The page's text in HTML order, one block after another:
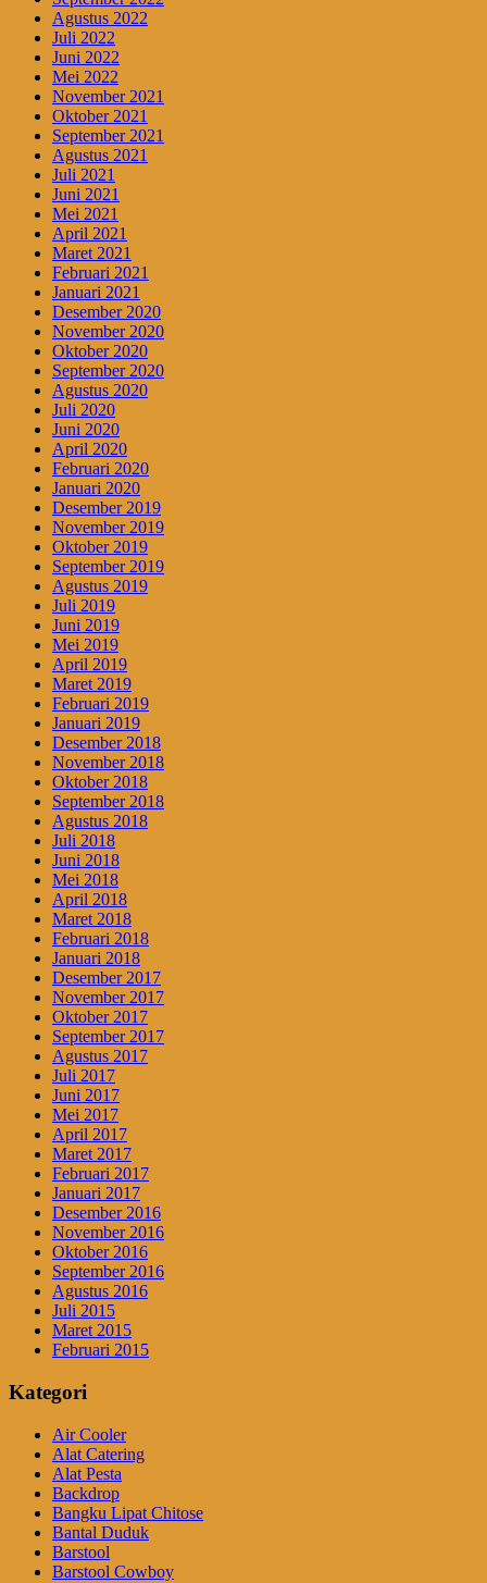
Agustus 2022
Juli 2022
Juni 2022
Mei 2022
November 2021
Oktober 2021
September 2021
Agustus 2021
Juli 2021
Juni 2021
Mei 2021
April 2021
Maret 2021
Februari 2021
Januari 2021
Desember 2020
November 2020
Oktober 2020
September 2020
Agustus 2020
Juli 2020
Juni 2020
April 2020
Februari 2020
Januari 2020
Desember 2019
November 2019
Oktober 2019
September 2019
Agustus 2019
Juli 2019
Juni 2019
Mei 2019
April 2019
Maret 2019
Februari 2019
Januari 2019
Desember 2018
November 2018
Oktober 2018
September 2018
Agustus 2018
Juli 2018
Juni 2018
Mei 2018
April 2018
Maret 2018
Februari 2018
Januari 2018
Desember 2017
November 2017
Oktober 2017
September 2017
Agustus 2017
Juli 2017
Juni 2017
Mei 2017
April 2017
Maret 2017
Februari 2017
Januari 2017
Desember 2016
November 2016
Oktober 2016
September 2016
Agustus 2016
Juli 2015
Maret 2015
Februari 2015
Kategori
Air Cooler
Alat Catering
Alat Pesta
Backdrop
Bangku Lipat Chitose
Bantal Duduk
Barstool
Barstool Cowboy